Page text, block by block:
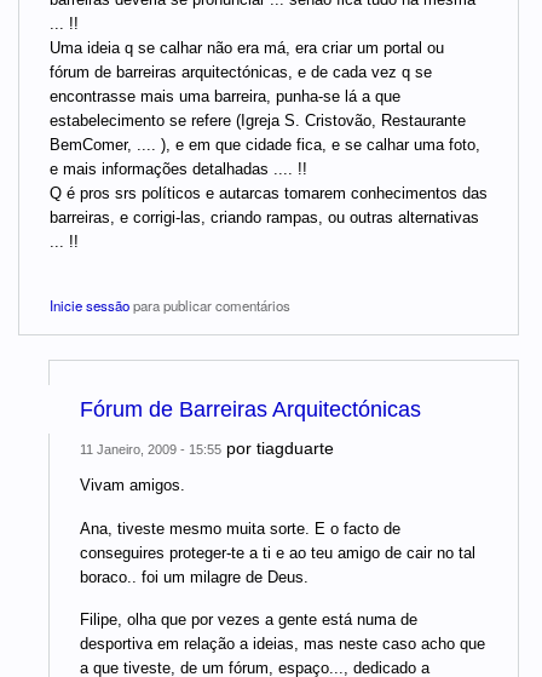
... !!
Uma ideia q se calhar não era má, era criar um portal ou
fórum de barreiras arquitectónicas, e de cada vez q se
encontrasse mais uma barreira, punha-se lá a que
estabelecimento se refere (Igreja S. Cristovão, Restaurante
BemComer, .... ), e em que cidade fica, e se calhar uma foto,
e mais informações detalhadas .... !!
Q é pros srs políticos e autarcas tomarem conhecimentos das
barreiras, e corrigi-las, criando rampas, ou outras alternativas
... !!
Inicie sessãopara publicar comentários
Fórum de Barreiras Arquitectónicas
11 Janeiro, 2009 - 15:55 por tiagduarte
Vivam amigos.
Ana, tiveste mesmo muita sorte. E o facto de
conseguires proteger-te a ti e ao teu amigo de cair no tal
boraco.. foi um milagre de Deus.
Filipe, olha que por vezes a gente está numa de
desportiva em relação a ideias, mas neste caso acho que
a que tiveste, de um fórum, espaço..., dedicado a